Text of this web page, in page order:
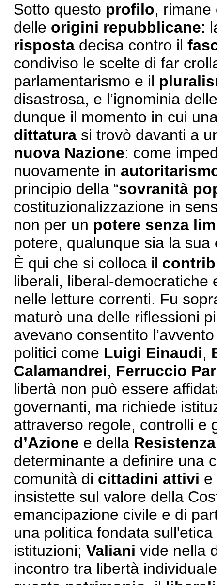
Sotto questo profilo,
delle origini repubblicane:
risposta decisa contro il
condiviso le scelte di far
parlamentarismo e il
disastrosa, e l’ignominia
dunque il momento in cui
dittatura si trovò davanti a
nuova Nazione: come
nuovamente in
principio della “sovranità
costituzionalizzazione in
non per un potere senza
potere, qualunque sia la sua
È qui che si colloca il
liberali, liberal-democratiche
nelle letture correnti. Fu
maturò una delle riflessioni
avevano consentito
politici come Luigi Einaudi,
Calamandrei, Ferruccio
libertà non può essere
governanti, ma richiede
attraverso regole, controlli e
d’Azione e della
determinante a definire una
comunità di cittadini attivi e
insistette sul valore della
emancipazione civile e di
una politica fondata
istituzioni; Valiani vide nella
incontro tra libertà